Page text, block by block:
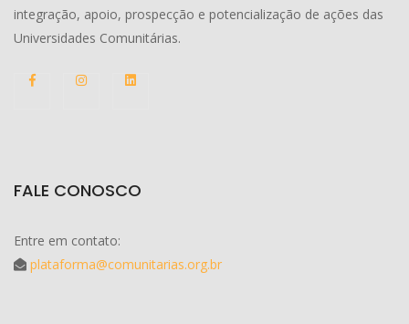
integração, apoio, prospecção e potencialização de ações das
Universidades Comunitárias.
FALE CONOSCO
Entre em contato:
plataforma@comunitarias.org.br